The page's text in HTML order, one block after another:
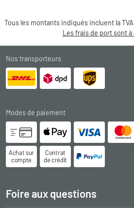
Tous les montants indiqués incluent la
Les frais de port sont
Nos transporteurs
Modes de paiement
Achat sur
compte
Contrat
de crédit
Foire aux questions